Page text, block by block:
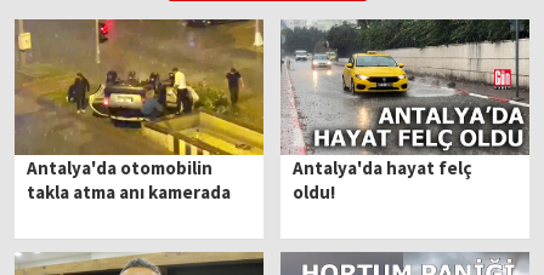
Antalya'da otomobilin
takla atma anı kamerada
Antalya'da hayat felç
oldu!